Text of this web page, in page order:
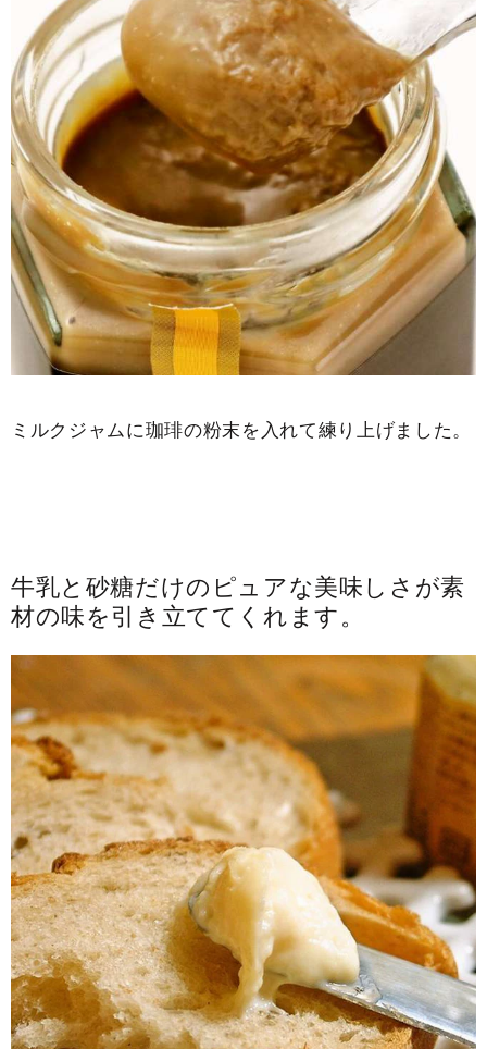
ミルクジャムに珈琲の粉末を入れて練り上げました。
牛乳と砂糖だけのピュアな美味しさが素
材の味を引き立ててくれます。